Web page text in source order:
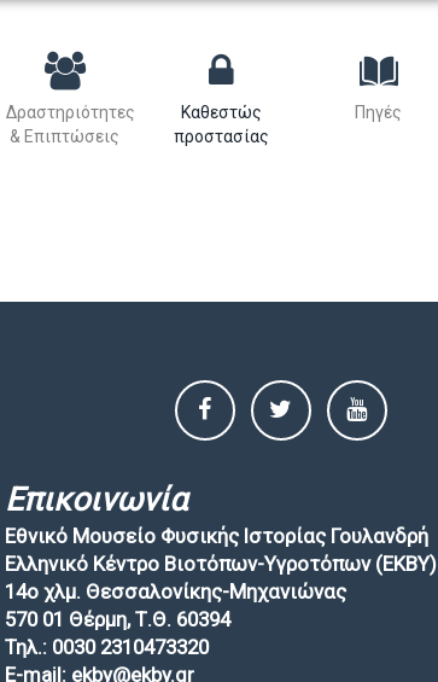
Δραστηριότητες
& Επιπτώσεις
Καθεστώς
προστασίας
Πηγές
Επικοινωνία
Εθνικό Μουσείο Φυσικής Ιστορίας Γουλανδρή
Ελληνικό Κέντρο Βιοτόπων-Υγροτόπων (EKBY)
14ο χλμ. Θεσσαλονίκης-Μηχανιώνας
570 01 Θέρμη, Τ.Θ. 60394
Τηλ.: 0030 2310473320
E-mail: ekby@ekby.gr